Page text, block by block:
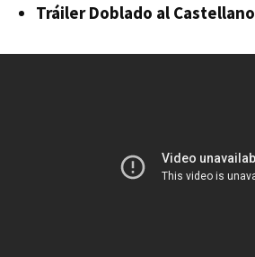
Tráiler Doblado al Castellano